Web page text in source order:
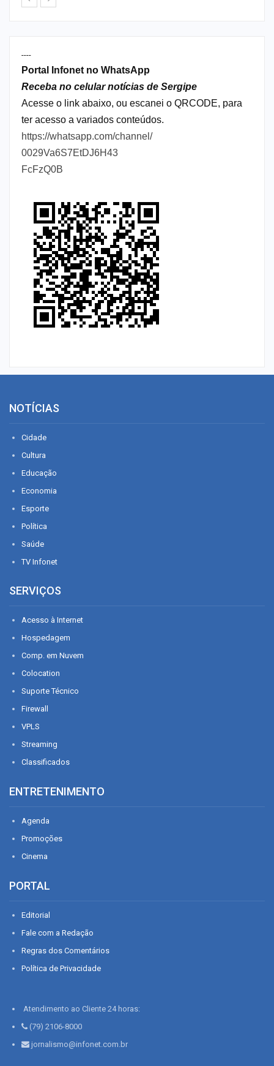
----
Portal Infonet no WhatsApp
Receba no celular notícias de Sergipe
Acesse o link abaixo, ou escanei o QRCODE, para
ter acesso a variados conteúdos.
https://whatsapp.com/channel/
0029Va6S7EtDJ6H43
FcFzQ0B
NOTÍCIAS
Cidade
Cultura
Educação
Economia
Esporte
Política
Saúde
TV Infonet
SERVIÇOS
Acesso à Internet
Hospedagem
Comp. em Nuvem
Colocation
Suporte Técnico
Firewall
VPLS
Streaming
Classificados
ENTRETENIMENTO
Agenda
Promoções
Cinema
PORTAL
Editorial
Fale com a Redação
Regras dos Comentários
Política de Privacidade
Atendimento ao Cliente 24 horas:
(79) 2106-8000
jornalismo@infonet.com.br